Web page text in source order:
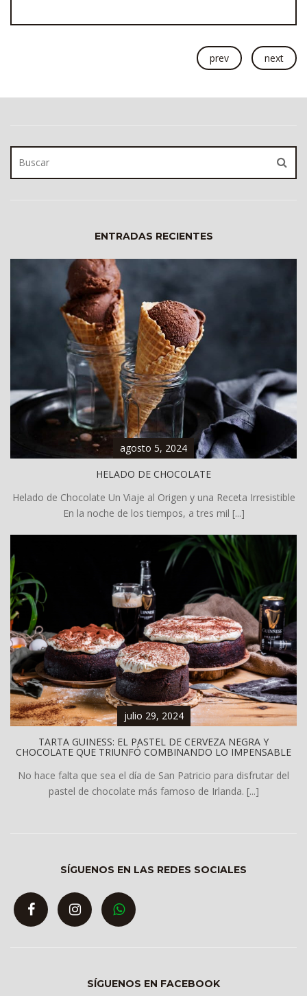
prev next
ENTRADAS RECIENTES
agosto 5, 2024
HELADO DE CHOCOLATE
Helado de Chocolate Un Viaje al Origen y una Receta Irresistible
En la noche de los tiempos, a tres mil [...]
julio 29, 2024
TARTA GUINESS: EL PASTEL DE CERVEZA NEGRA Y
CHOCOLATE QUE TRIUNFÓ COMBINANDO LO IMPENSABLE
No hace falta que sea el día de San Patricio para disfrutar del
pastel de chocolate más famoso de Irlanda. [...]
SÍGUENOS EN LAS REDES SOCIALES
SÍGUENOS EN FACEBOOK